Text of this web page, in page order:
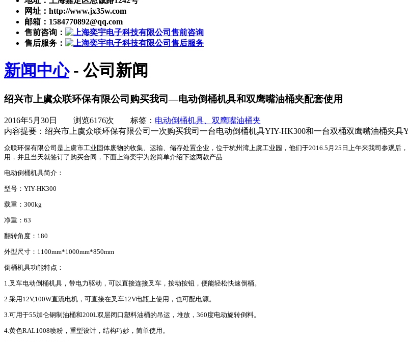
网址：http://www.jx35w.com
邮箱：1584770892@qq.com
售前咨询：
售后服务：
新闻中心- 公司新闻
绍兴市上虞众联环保有限公司购买我司—电动倒桶机具和双鹰嘴油桶夹配套使用
2016年5月30日 浏览6176次 标签： 电动倒桶机具、双鹰嘴油桶夹
内容提要： 绍兴市上虞众联环保有限公司一次购买我司一台电动倒桶机具YIY-HK300和一台双桶双鹰嘴油桶夹具
众联环保有限公司是上虞市工业固体废物的收集、运输、储存处置企业，位于杭州湾上虞工业园，他们于2016.5月25日上午来我司参观
用，并且当天就签订了购买合同，下面上海奕宇为您简单介绍下这两款产品
电动倒桶机具简介：
型号：YIY-HK300
载重：300kg
净重：63
翻转角度：180
外型尺寸：1100mm*1000mm*850mm
倒桶机具功能特点：
1.叉车电动倒桶机具，带电力驱动，可以直接连接叉车，按动按钮，便能轻松快速倒桶。
2.采用12V,100W直流电机，可直接在叉车12V电瓶上使用，也可配电源。
3.可用于55加仑钢制油桶和200L双层闭口塑料油桶的吊运，堆放，360度电动旋转倒料。
4.黄色RAL1008喷粉，重型设计，结构巧妙，简单使用。